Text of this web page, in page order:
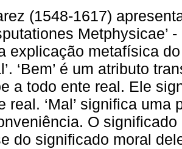
(1548-1617)
Metphysicae’
explicação metafísica do
‘Bem’ é um atributo
a todo ente real. Ele
real. ‘Mal’ significa
O
do significado moral